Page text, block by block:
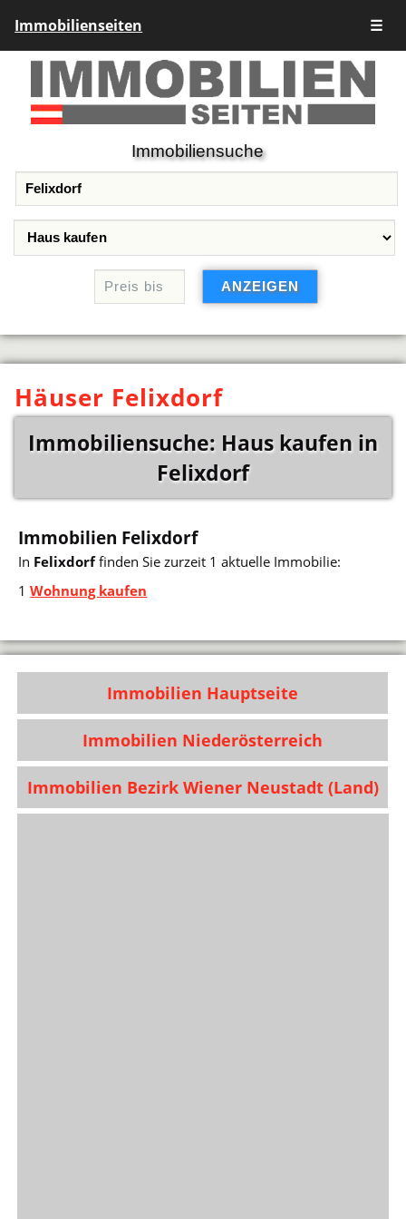
Immobilienseiten ☰
Immobiliensuche
Häuser Felixdorf
Immobiliensuche: Haus kaufen in
Felixdorf
Immobilien Felixdorf
In Felixdorffinden Sie zurzeit 1 aktuelle Immobilie:
1Wohnung kaufen
Immobilien Hauptseite
Immobilien Niederösterreich
Immobilien Bezirk Wiener Neustadt (Land)